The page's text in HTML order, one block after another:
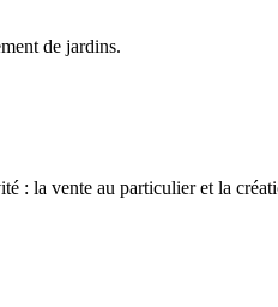
de jardins.
: la vente au particulier et la